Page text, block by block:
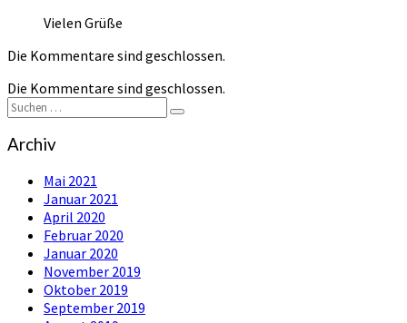
Vielen Grüße
Die Kommentare sind geschlossen.
Die Kommentare sind geschlossen.
Suchen
nach:
Suchen
Archiv
Mai 2021
Januar 2021
April 2020
Februar 2020
Januar 2020
November 2019
Oktober 2019
September 2019